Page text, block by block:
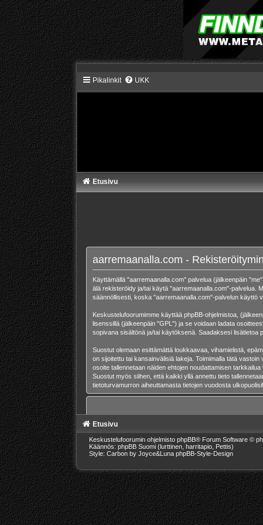
Pikalinkit UKK
Etusivu
aarremaanalla.com -
Käyttämällä "aarremaanalla.com" palvelua (jälkeenpäin
älä rekisteröidy ja/tai käytä "aarremaanalla.com"-palvelua.
säännöllisesti, koska "aarremaanalla.com"-palvelun käyttö
Keskustelufoorumimme käyttää phpBB-ohjelmistoa,
lisenssillä (jälkeenpäin "GPL") ja se voidaan ladata
sopivana sisältönä ja/tai käytöksenä. Saadaksesi lisätietoa
Suostut olemaan esittämättä loukkaavaa, vihamielistä,
on sijoitettu tai kansainvälisiä lakeja. Toimimalla tätä
osoite tallennetaan näiden ehtojen noudattamisen
Suostut myös siihen, että kaikki yllä annettu tieto
tietoturvamurron aiheuttamasta tietojen vuodosta
Etusivu
Keskustelufoorumin ohjelmisto phpBB® Forum Software ©
Käännös: phpBB Suomi (lurttinen, harritapio, Pettis)
Style: Carbon by Joyce&Luna phpBB-Style-Design